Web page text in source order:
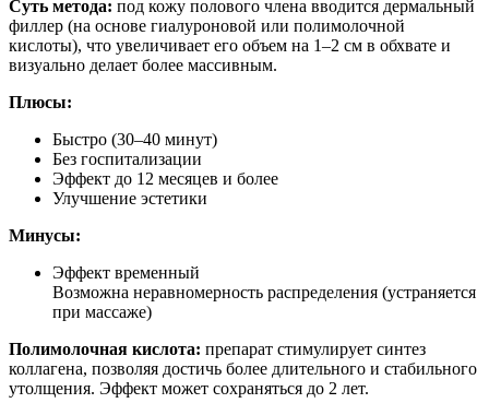
Суть метода: под кожу полового члена вводится дермальный
филлер (на основе гиалуроновой или полимолочной
кислоты), что увеличивает его объем на 1–2 см в обхвате и
визуально делает более массивным.
Плюсы:
Быстро (30–40 минут)
Без госпитализации
Эффект до 12 месяцев и более
Улучшение эстетики
Минусы:
Эффект временный
Возможна неравномерность распределения (устраняется
при массаже)
Полимолочная кислота: препарат стимулирует синтез
коллагена, позволяя достичь более длительного и стабильного
утолщения. Эффект может сохраняться до 2 лет.